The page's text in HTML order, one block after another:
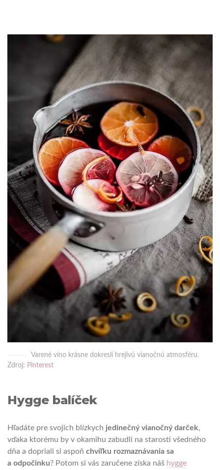
Varené víno krásne dokreslí hrejivú vianočnú atmosféru.
Zdroj: Pinterest
Hygge balíček
Hľadáte pre svojich blízkych jedinečný vianočný darček,
vďaka ktorému by v okamihu zabudli na starosti všedného
dňa a dopriali si aspoň chvíľku rozmaznávania sa
a odpočinku? Potom si vás zaručene získa náš hygge